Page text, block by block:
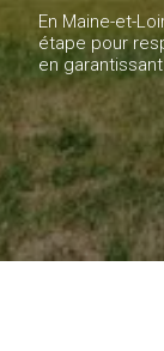
En Maine-et-
étape pour
en